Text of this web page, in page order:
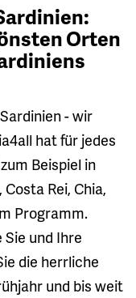
Orten
- wir
hat für jedes
Beispiel in
Rei, Chia,
Programm.
Sie und Ihre
die herrliche
und bis weit